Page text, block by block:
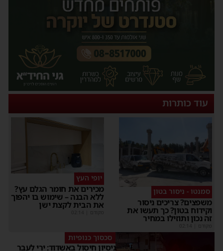
עוד כותרות
סמנטו - ניסור בטון
משפצים? צריכים ניסור
וקידוח בטון? כך תעשו את
זה נכון ותוזילו במחיר
מקודם
יופי העץ
מכירים את חומר הגלם עץ?
ללא הבנה – שימוש בו יהפוך
את הבית לקצת ישן
מקודם
סכסוך כנופיות
ניסיון חיסול באשדוד: ירי לעבר